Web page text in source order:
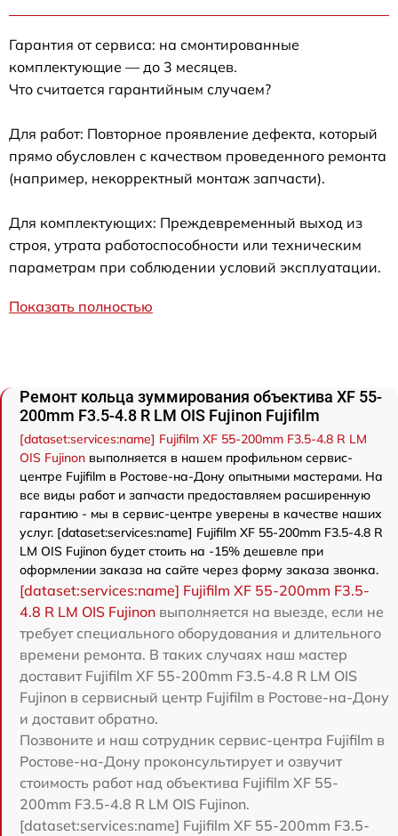
Гарантия от сервиса: на смонтированные
комплектующие — до 3 месяцев.
Что считается гарантийным случаем?
Для работ: Повторное проявление дефекта, который
прямо обусловлен с качеством проведенного ремонта
(например, некорректный монтаж запчасти).
Для комплектующих: Преждевременный выход из
строя, утрата работоспособности или техническим
параметрам при соблюдении условий эксплуатации.
Показать полностью
Ремонт кольца зуммирования объектива XF 55-
200mm F3.5-4.8 R LM OIS Fujinon Fujifilm
[dataset:services:name] Fujifilm XF 55-200mm F3.5-4.8 R LM
OIS Fujinon выполняется в нашем профильном сервис-
центре Fujifilm в Ростове-на-Дону опытными мастерами. На
все виды работ и запчасти предоставляем расширенную
гарантию - мы в сервис-центре уверены в качестве наших
услуг. [dataset:services:name] Fujifilm XF 55-200mm F3.5-4.8 R
LM OIS Fujinon будет стоить на -15% дешевле при
оформлении заказа на сайте через форму заказа звонка.
[dataset:services:name] Fujifilm XF 55-200mm F3.5-
4.8 R LM OIS Fujinon выполняется на выезде, если не
требует специального оборудования и длительного
времени ремонта. В таких случаях наш мастер
доставит Fujifilm XF 55-200mm F3.5-4.8 R LM OIS
Fujinon в сервисный центр Fujifilm в Ростове-на-Дону
и доставит обратно.
Позвоните и наш сотрудник сервис-центра Fujifilm в
Ростове-на-Дону проконсультирует и озвучит
стоимость работ над объектива Fujifilm XF 55-
200mm F3.5-4.8 R LM OIS Fujinon.
[dataset:services:name] Fujifilm XF 55-200mm F3.5-